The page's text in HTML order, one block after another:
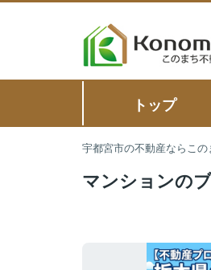
トップ
宇都宮市の不動産ならこ
マンションの